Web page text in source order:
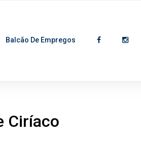
Balcão De Empregos
Ciríaco